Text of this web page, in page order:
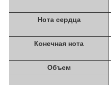
Нота сердца
Конечная нота
Объем